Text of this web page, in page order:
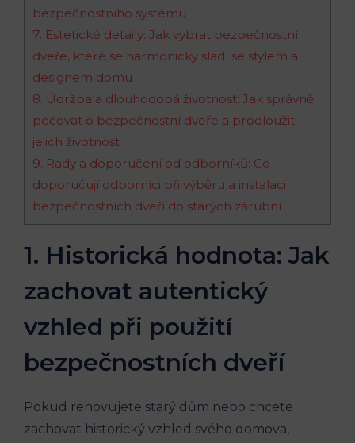
bezpečnostního systému
7. Estetické detaily: Jak vybrat bezpečnostní
dveře, které se harmonicky sladí se stylem a
designem domu
8. Údržba a dlouhodobá životnost: Jak správně
pečovat o bezpečnostní dveře a prodloužit
jejich životnost
9. Rady a doporučení od odborníků: Co
doporučují odborníci při výběru a instalaci
bezpečnostních dveří do starých zárubní
1. Historická hodnota: Jak
zachovat autentický
vzhled při použití
bezpečnostních dveří
Pokud renovujete starý dům nebo chcete
zachovat historický vzhled svého domova,